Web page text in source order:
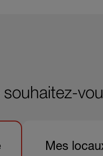
souhaitez-
Mes